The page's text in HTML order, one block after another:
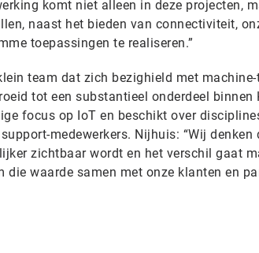
komt niet alleen in deze projecten,
naast het bieden van connectiviteit,
toepassingen te realiseren.”
team dat zich bezighield met
tot een substantieel onderdeel binnen
focus op IoT en beschikt over
medewerkers. Nijhuis: “Wij denken
zichtbaar wordt en het verschil gaat
die waarde samen met onze klanten en